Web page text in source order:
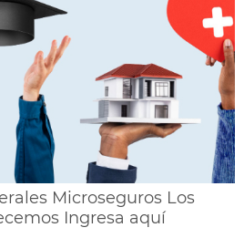
Microseguros Los
Ingresa aquí